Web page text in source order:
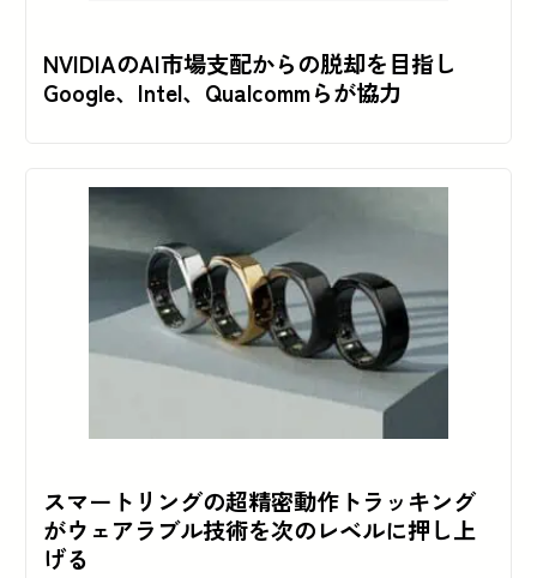
NVIDIAのAI市場支配からの脱却を目指し
Google、Intel、Qualcommらが協力
スマートリングの超精密動作トラッキング
がウェアラブル技術を次のレベルに押し上
げる